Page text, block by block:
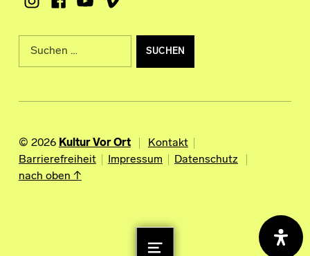
Suche nach:
© 2026 Kultur Vor Ort
Kontakt
Barrierefreiheit
Impressum
Datenschutz
nach oben ↑